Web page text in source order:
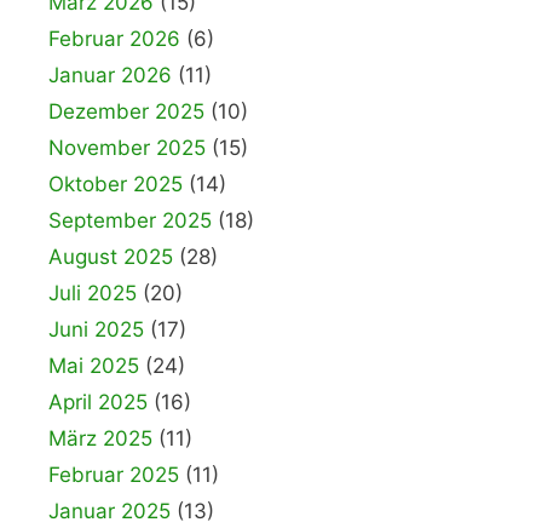
Februar 2026 (6)
Januar 2026 (11)
Dezember 2025 (10)
November 2025 (15)
Oktober 2025 (14)
September 2025 (18)
August 2025 (28)
Juli 2025 (20)
Juni 2025 (17)
Mai 2025 (24)
April 2025 (16)
März 2025 (11)
Februar 2025 (11)
Januar 2025 (13)